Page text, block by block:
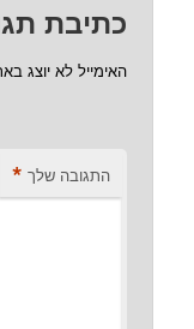
כתיבת
האימייל לא יוצג
התגובה שלך *